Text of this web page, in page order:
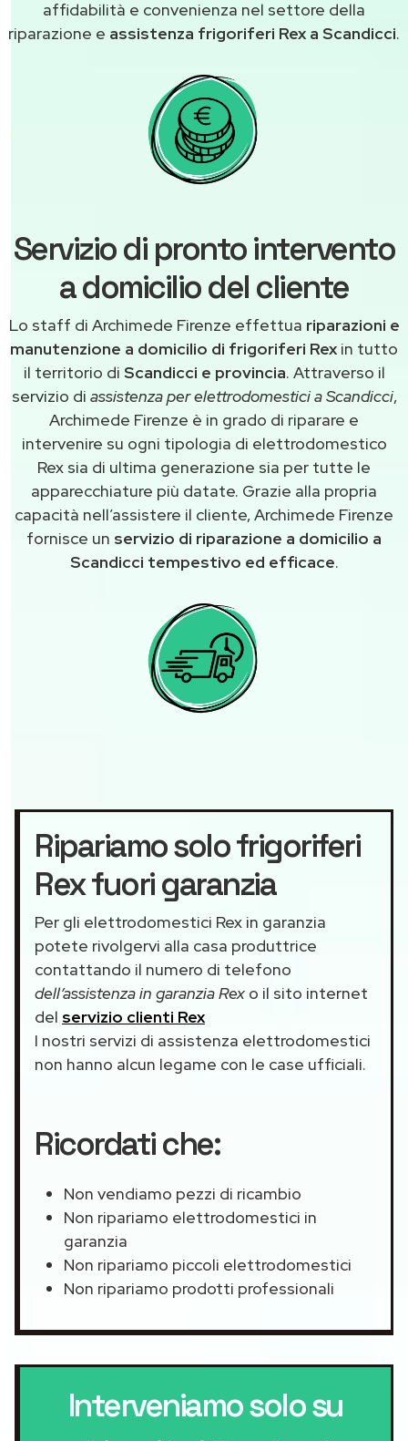
affidabilità e convenienza nel settore della
riparazione e assistenza frigoriferi Rex a Scandicci.
Servizio di pronto intervento
a domicilio del cliente
Lo staff di Archimede Firenze effettua riparazioni e
manutenzione a domicilio di frigoriferi Rex in tutto
il territorio di Scandicci e provincia. Attraverso il
servizio di assistenza per elettrodomestici a Scandicci,
Archimede Firenze è in grado di riparare e
intervenire su ogni tipologia di elettrodomestico
Rex sia di ultima generazione sia per tutte le
apparecchiature più datate. Grazie alla propria
capacità nell’assistere il cliente, Archimede Firenze
fornisce un servizio di riparazione a domicilio a
Scandicci tempestivo ed efficace.
Ripariamo solo frigoriferi
Rex fuori garanzia
Per gli elettrodomestici Rex in garanzia
potete rivolgervi alla casa produttrice
contattando il numero di telefono
dell’assistenza in garanzia Rex o il sito internet
del servizio clienti Rex
I nostri servizi di assistenza elettrodomestici
non hanno alcun legame con le case ufficiali.
Ricordati che:
Non vendiamo pezzi di ricambio
Non ripariamo elettrodomestici in
garanzia
Non ripariamo piccoli elettrodomestici
Non ripariamo prodotti professionali
Interveniamo solo su